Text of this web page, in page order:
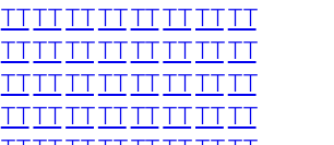
TTTTTTTTTTTTTTTT
TTTTTTTTTTTTTTTT
TTTTTTTTTTTTTTTT
TTTTTTTTTTTTTTTT